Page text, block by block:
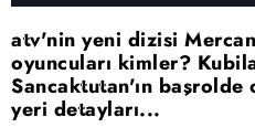
atv'nin yeni dizisi
oyuncuları kimler?
Sancaktutan'ın
yeri detayları...